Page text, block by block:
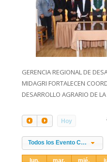
GERENCIA REGIONAL DE
MIDAGRI FORTALECEN
DESARROLLO AGRARIO DE
Hoy
Todos los Evento Categories
lun. mar. mié.